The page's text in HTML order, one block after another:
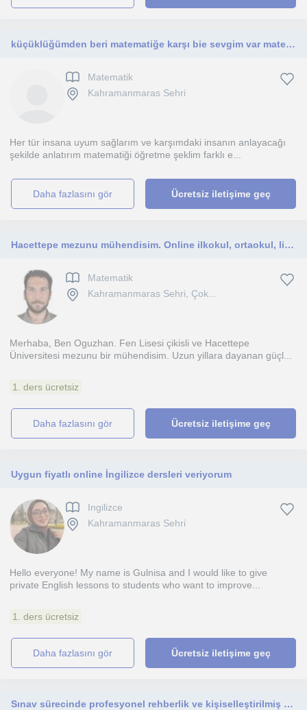
küçüklüğümden beri matematiğe karşı bie sevgim var matematiğin en iyi nasıl öğrenileceğini biliyorum
Matematik
Kahramanmaras Sehri
Her tür insana uyum sağlarım ve karşımdaki insanın anlayacağı
şekilde anlatırım matematiği öğretme şeklim farklı e...
daha fazlasını gör Ücretsiz iletişime geç
Hacettepe mezunu mühendisim. Online ilkokul, ortaokul, lise ve yetişkinlere İngilizce, Matematik, Fizik, Kimya dersleri veriyorum.
Matematik
Kahramanmaras Sehri, Çok...
Merhaba, Ben Oguzhan. Fen Lisesi çikisli ve Hacettepe
Üniversitesi mezunu bir mühendisim. Uzun yillara dayanan güçl...
1. ders ücretsiz
daha fazlasını gör Ücretsiz iletişime geç
Uygun fiyatlı online İngilizce dersleri veriyorum
Ingilizce
Kahramanmaras Sehri
Hello everyone! My name is Gulnisa and I would like to give
private English lessons to students who want to improve...
1. ders ücretsiz
daha fazlasını gör Ücretsiz iletişime geç
Sınav sürecinde profesyonel rehberlik ve kişiselleştirilmiş çalışma programları ile başarıya ulaşan eğitim koçu